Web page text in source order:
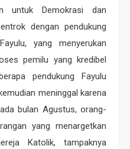
untuk Demokrasi dan
dengan pendukung
yang menyerukan
pemilu yang kredibel
pendukung Fayulu
meninggal karena
bulan Agustus, orang-
yang menargetkan
Katolik, tampaknya